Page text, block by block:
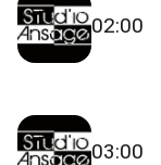
02:00
03:00